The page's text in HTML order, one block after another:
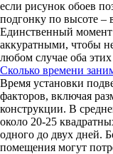
если рисунок обоев
подгонку по высоте –
Единственный момент
аккуратными, чтобы
любом случае оба
Сколько времени
Время установки
факторов, включая
конструкции. В
около 20-25
одного до двух дней.
помещения могут